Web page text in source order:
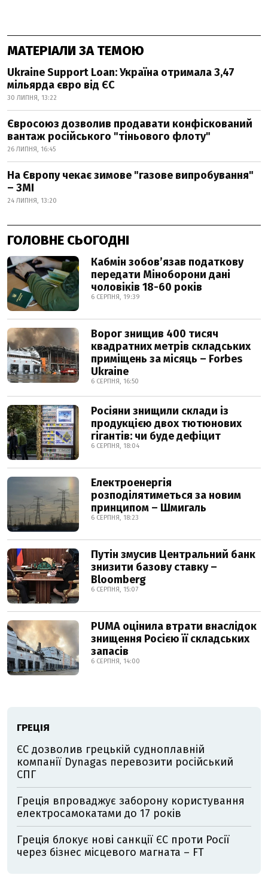
МАТЕРІАЛИ ЗА ТЕМОЮ
Ukraine Support Loan: Україна отримала 3,47
мільярда євро від ЄС
30 ЛИПНЯ, 13:22
Євросоюз дозволив продавати конфіскований
вантаж російського "тіньового флоту"
26 ЛИПНЯ, 16:45
На Європу чекає зимове "газове випробування"
– ЗМІ
24 ЛИПНЯ, 13:20
ГОЛОВНЕ СЬОГОДНІ
Кабмін зобовʼязав податкову
передати Міноборони дані
чоловіків 18-60 років
6 СЕРПНЯ, 19:39
Ворог знищив 400 тисяч
квадратних метрів складських
приміщень за місяць – Forbes
Ukraine
6 СЕРПНЯ, 16:50
Росіяни знищили склади із
продукцією двох тютюнових
гігантів: чи буде дефіцит
6 СЕРПНЯ, 18:04
Електроенергія
розподілятиметься за новим
принципом – Шмигаль
6 СЕРПНЯ, 18:23
Путін змусив Центральний банк
знизити базову ставку –
Bloomberg
6 СЕРПНЯ, 15:07
PUMA оцінила втрати внаслідок
знищення Росією її складських
запасів
6 СЕРПНЯ, 14:00
ГРЕЦІЯ
ЄС дозволив грецькій судноплавній
компанії Dynagas перевозити російський
СПГ
Греція впроваджує заборону користування
електросамокатами до 17 років
Греція блокує нові санкції ЄС проти Росії
через бізнес місцевого магната – FT